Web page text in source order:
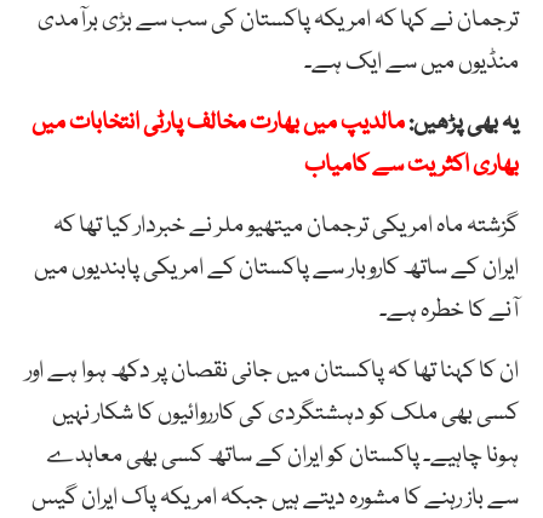
ترجمان نے کہا کہ امریکہ پاکستان کی سب سے بڑی برآمدی
منڈیوں میں سے ایک ہے۔
یہ بھی پڑھیں:مالدیپ میں بھارت مخالف پارٹی انتخابات میں
بھاری اکثریت سے کامیاب
گزشتہ ماہ امریکی ترجمان میتھیو ملر نے خبردار کیا تھا کہ
ایران کے ساتھ کاروبار سے پاکستان کے امریکی پابندیوں میں
آنے کا خطرہ ہے۔
ان کا کہنا تھا کہ پاکستان میں جانی نقصان پر دکھ ہوا ہے اور
کسی بھی ملک کو دہشتگردی کی کارروائیوں کا شکار نہیں
ہونا چاہیے۔ پاکستان کو ایران کے ساتھ کسی بھی معاہدے
سے باز رہنے کا مشورہ دیتے ہیں جبکہ امریکہ پاک ایران گیس